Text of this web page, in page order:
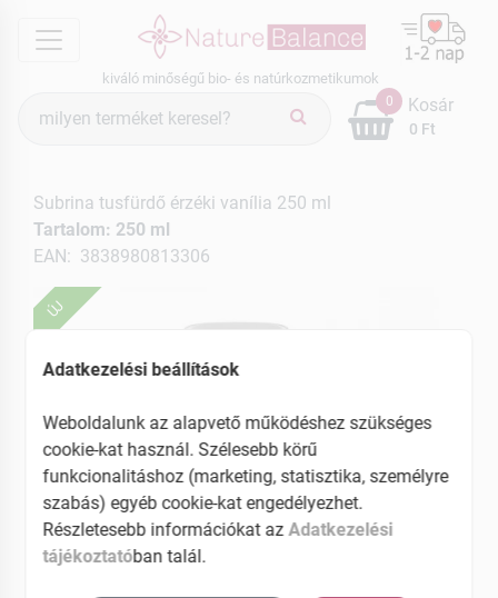
menu
kiváló minőségű bio- és natúrkozmetikumok
keresés
0
0 Ft
Kosár
ÚJ
Subrina tusfürdő érzéki vanília 250 ml
Tartalom: 250 ml
EAN: 3838980813306
Adatkezelési beállítások
Weboldalunk az alapvető működéshez szükséges
cookie-kat használ. Szélesebb körű
funkcionalitáshoz (marketing, statisztika, személyre
szabás) egyéb cookie-kat engedélyezhet.
Részletesebb információkat azAdatkezelési
tájékoztatóban talál.